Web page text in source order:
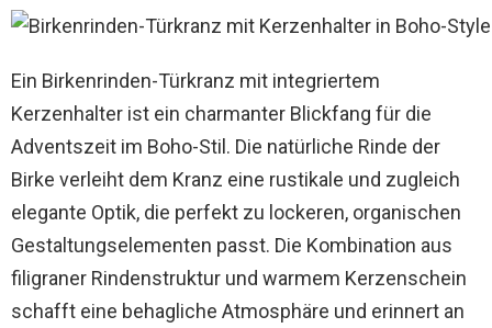
Ein Birkenrinden-Türkranz mit integriertem
Kerzenhalter ist ein charmanter Blickfang für die
Adventszeit im Boho-Stil. Die natürliche Rinde der
Birke verleiht dem Kranz eine rustikale und zugleich
elegante Optik, die perfekt zu lockeren, organischen
Gestaltungselementen passt. Die Kombination aus
filigraner Rindenstruktur und warmem Kerzenschein
schafft eine behagliche Atmosphäre und erinnert an